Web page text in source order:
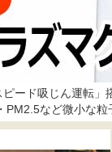
ード吸じん運転
PM2.5など微小な